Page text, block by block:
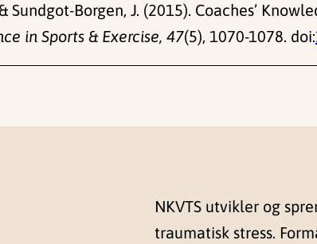
Sundgot-Borgen, J. (2015). Coaches’
in Sports & Exercise, 47(5), 1070-1078. doi:
NKVTS utvikler og
traumatisk stress.